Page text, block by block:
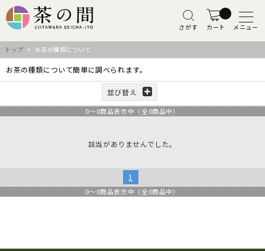
さがす カート メニュー
トップ > お茶の種類について
お茶の種類について簡単に調べられます。
並び替え
0～0商品表示中（全0商品中）
該当がありませんでした。
1
0～0商品表示中（全0商品中）